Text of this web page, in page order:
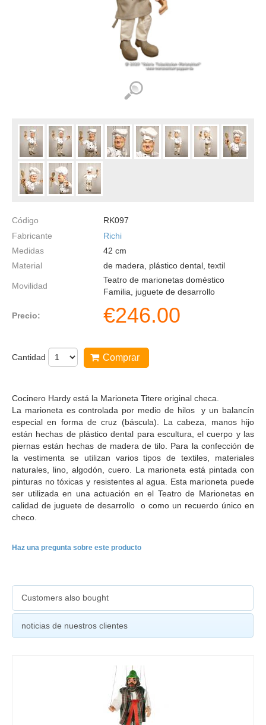
Código
RK097
Fabricante
Richi
Medidas
42 cm
Material
de madera, plástico dental, textil
Movilidad
Teatro de marionetas doméstico
Familia, juguete de desarrollo
Precio: €246.00
Cantidad Comprar
Cocinero Hardy está la Marioneta Titere original checa.
La marioneta es controlada por medio de hilos y un balancín
especial en forma de cruz (báscula). La cabeza, manos hijo
están hechas de plástico dental para escultura, el cuerpo y las
piernas están hechas de madera de tilo. Para la confección de
la vestimenta se utilizan varios tipos de textiles, materiales
naturales, lino, algodón, cuero. La marioneta está pintada con
pinturas no tóxicas y resistentes al agua. Esta marioneta puede
ser utilizada en una actuación en el Teatro de Marionetas en
calidad de juguete de desarrollo ​o como un recuerdo único en
checo.
Haz una pregunta sobre este producto
Customers also bought
noticias de nuestros clientes